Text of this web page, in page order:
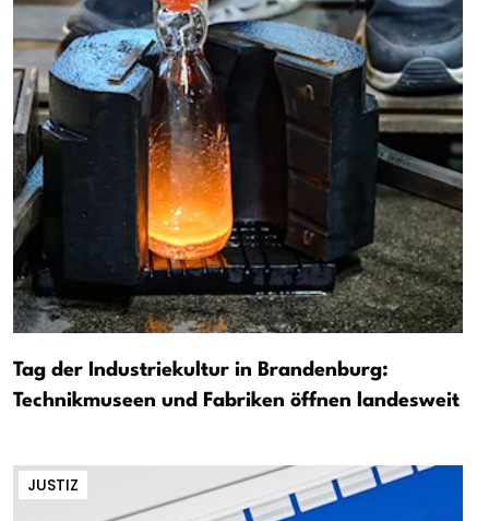
Tag der Industriekultur in Brandenburg:
Technikmuseen und Fabriken öffnen landesweit
JUSTIZ